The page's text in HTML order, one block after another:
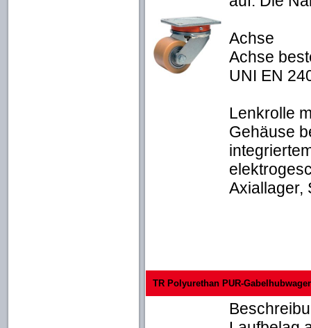
Achse
Achse
UNI EN
Lenkrolle
Gehäuse
Axiallager,
TR Polyurethan PUR-